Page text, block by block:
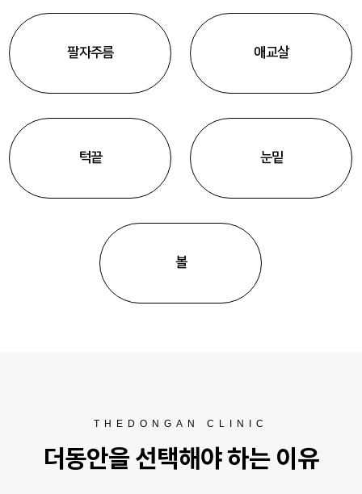
팔자주름 애교살
턱끝 눈밑
볼
THEDONGAN CLINIC
더동안을 선택해야 하는 이유